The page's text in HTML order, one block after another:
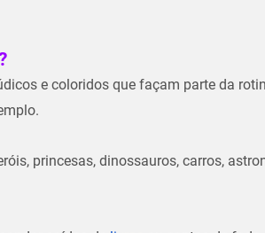
e coloridos que façam parte da
princesas, dinossauros, carros,